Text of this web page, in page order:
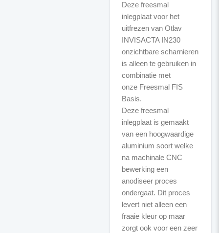
Deze freesmal
inlegplaat voor het
uitfrezen van Otlav
INVISACTA IN230
onzichtbare scharnieren
is alleen te gebruiken in
combinatie met
onze Freesmal FIS
Deze freesmal
inlegplaat is gemaakt
van een hoogwaardige
aluminium soort welke
na machinale CNC
bewerking een
anodiseer proces
ondergaat. Dit proces
levert niet alleen een
fraaie kleur op maar
zorgt ook voor een zeer